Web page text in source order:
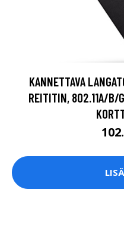
KANNETTAVA
REITITIN, 802.11A/B/